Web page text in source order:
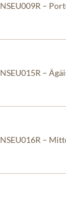
NSEU009R –
NSEU015R –
NSEU016R –